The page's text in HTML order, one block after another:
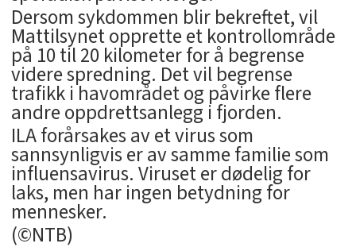
Dersom sykdommen blir bekreftet, vil
Mattilsynet opprette et kontrollområde
på 10 til 20 kilometer for å begrense
videre spredning. Det vil begrense
trafikk i havområdet og påvirke flere
andre oppdrettsanlegg i fjorden.
ILA forårsakes av et virus som
sannsynligvis er av samme familie som
influensavirus. Viruset er dødelig for
laks, men har ingen betydning for
mennesker.
(©NTB)